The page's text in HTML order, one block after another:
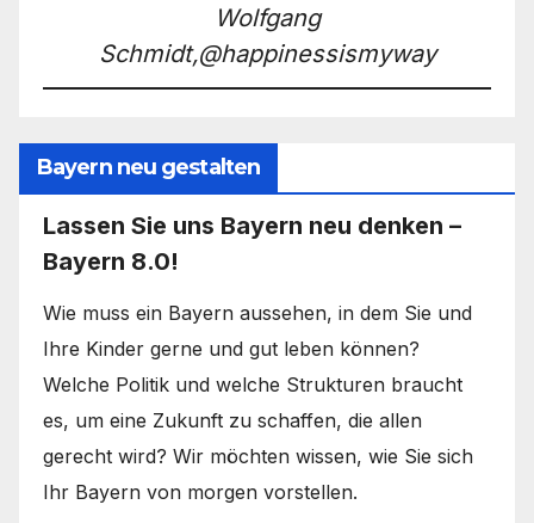
Wolfgang
Schmidt,@happinessismyway
Bayern neu gestalten
Lassen Sie uns Bayern neu denken –
Bayern 8.0!
Wie muss ein Bayern aussehen, in dem Sie und
Ihre Kinder gerne und gut leben können?
Welche Politik und welche Strukturen braucht
es, um eine Zukunft zu schaffen, die allen
gerecht wird? Wir möchten wissen, wie Sie sich
Ihr Bayern von morgen vorstellen.